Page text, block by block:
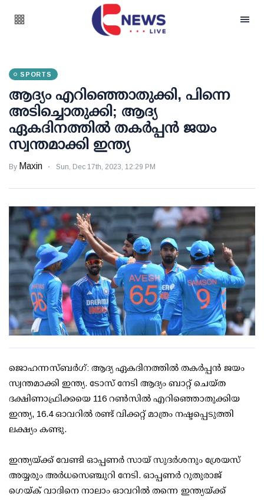
SPORTS
ആദ്യം എറിഞ്ഞൊതുക്കി, പിന്നെ
അടിച്ചൊതുക്കി; ആദ്യ
ഏകദിനത്തില്‍ തകര്‍പ്പന്‍ ജയം
സ്വന്തമാക്കി ഇന്ത്യ
By Maxin Sun, Dec 17th, 2023, 12:29 PM
ജൊഹന്നസ്ബര്‍ഗ്: ആദ്യ ഏകദിനത്തില്‍ തകര്‍പ്പന്‍ ജയം
സ്വന്തമാക്കി ഇന്ത്യ. ടോസ് നേടി ആദ്യം ബാറ്റ് ചെയ്ത
ദക്ഷിണാഫ്രിക്കയെ 116 റണ്‍സില്‍ എറിഞ്ഞൊതുക്കിയ
ഇന്ത്യ, 16.4 ഓവറില്‍ രണ്ട് വിക്കറ്റ് മാത്രം നഷ്ടപ്പെടുത്തി
ലക്ഷ്യം കണ്ടു.
ഇന്ത്യയ്ക്ക് വേണ്ടി ഓപ്പണര്‍ സായ് സുദര്‍ശനും ശ്രേയസ്
അയ്യരും അര്‍ധസെഞ്ചുറി നേടി. ഓപ്പണര്‍ റുതുരാജ്
ഗെയ്ക് വാദിനെ നാലാം ഓവറില്‍ തന്നെ ഇന്ത്യയ്ക്ക്